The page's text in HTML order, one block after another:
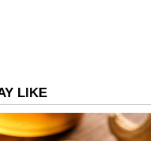
കൊടുക്കാൻ
49,000 രൂപ